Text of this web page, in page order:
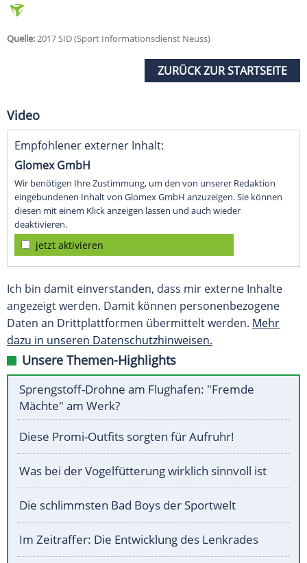
Quelle:2017 SID (Sport Informationsdienst Neuss)
ZURÜCK ZUR STARTSEITE
Video
Empfohlener externer Inhalt:
Glomex GmbH
Wir benötigen Ihre Zustimmung, um den von unserer Redaktion
eingebundenen Inhalt von Glomex GmbH anzuzeigen. Sie können
diesen mit einem Klick anzeigen lassen und auch wieder
deaktivieren.
jetzt aktivieren
Ich bin damit einverstanden, dass mir externe Inhalte
angezeigt werden. Damit können personenbezogene
Daten an Drittplattformen übermittelt werden. Mehr
dazu in unseren Datenschutzhinweisen.
Unsere Themen-Highlights
Sprengstoff-Drohne am Flughafen: "Fremde
Mächte" am Werk?
Diese Promi-Outfits sorgten für Aufruhr!
Was bei der Vogelfütterung wirklich sinnvoll ist
Die schlimmsten Bad Boys der Sportwelt
Im Zeitraffer: Die Entwicklung des Lenkrades